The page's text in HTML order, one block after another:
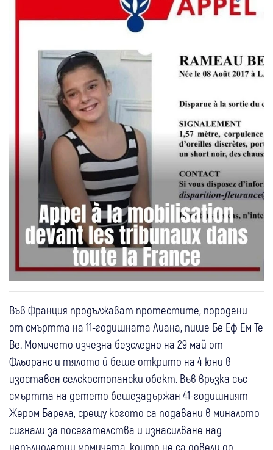
Във Франция продължават протестите, породени
от смъртта на 11-годишната Лиана, пише Бе Еф Ем Те
Ве. Момичето изчезна безследно на 29 май от
Фльоранс и тялото й беше открито на 4 юни в
изоставен селскостопански обект. Във връзка със
смъртта на детето бешезадържан 41-годишният
Жером Барела, срещу когото са подавани в миналото
сигнали за посегателства и изнасилване над
непълнолетни момичета, които не са довели до